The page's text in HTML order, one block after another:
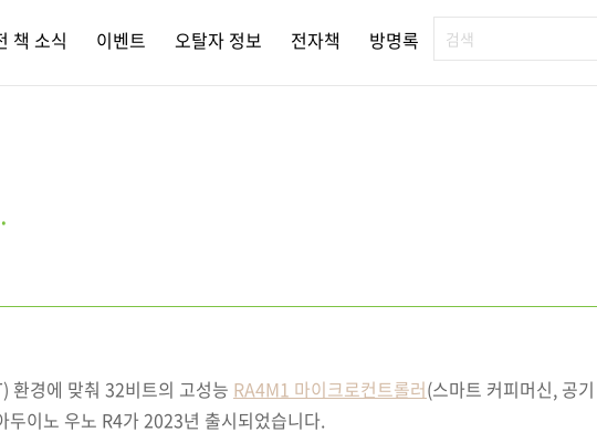
책 소식 이벤트 오탈자 정보 전자책 방명록
환경에 맞춰 32비트의 고성능 RA4M1 마이크로컨트롤러(스마트 커피머신, 공기
이노 우노 R4가 2023년 출시되었습니다.